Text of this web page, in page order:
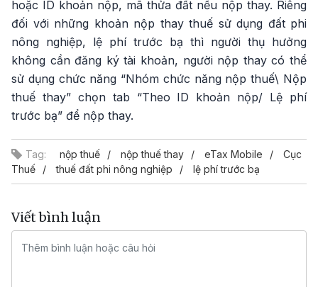
hoặc ID khoản nộp, mã thửa đất nếu nộp thay. Riêng
đối với những khoản nộp thay thuế sử dụng đất phi
nông nghiệp, lệ phí trước bạ thì người thụ hưởng
không cần đăng ký tài khoản, người nộp thay có thể
sử dụng chức năng “Nhóm chức năng nộp thuế\ Nộp
thuế thay” chọn tab “Theo ID khoản nộp/ Lệ phí
trước bạ” để nộp thay.
Tag: nộp thuế nộp thuế thay eTax Mobile
Cục
Thuế
thuế đất phi nông nghiệp lệ phí trước bạ
Viết bình luận